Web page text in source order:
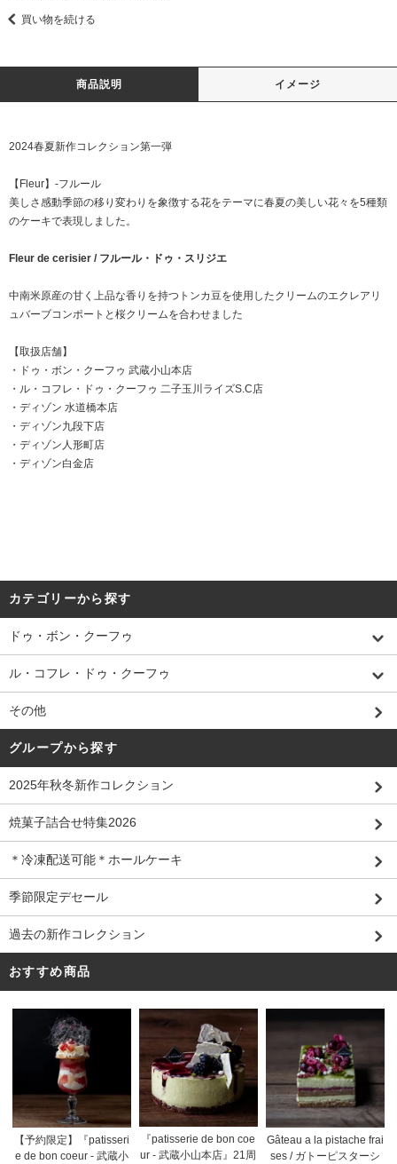
買い物を続ける
商品説明 イメージ
2024春夏新作コレクション第一弾
【Fleur】-フルール
美しさ感動季節の移り変わりを象徴する花をテーマに春夏の美しい花々を5種類
のケーキで表現しました。
Fleur de cerisier / フルール・ドゥ・スリジエ
中南米原産の甘く上品な香りを持つトンカ豆を使用したクリームのエクレアリ
ュバーブコンポートと桜クリームを合わせました
【取扱店舗】
・
ドゥ・ボン・クーフゥ 武蔵小山本店
・ ル・コフレ・ドゥ・クーフゥ 二子玉川ライズS.C店
・ ディゾン 水道橋本店
・ ディゾン九段下店
・ ディゾン人形町店
・ ディゾン白金店
カテゴリーから探す
ドゥ・ボン・クーフゥ
ル・コフレ・ドゥ・クーフゥ
その他
グループから探す
2025年秋冬新作コレクション
焼菓子詰合せ特集2026
＊冷凍配送可能＊ホールケーキ
季節限定デセール
過去の新作コレクション
おすすめ商品
【予約限定】『patisseri
e de bon coeur - 武蔵小
『patisserie de bon coe
ur - 武蔵小山本店』21周
Gâteau a la pistache frai
ses / ガトーピスターシ